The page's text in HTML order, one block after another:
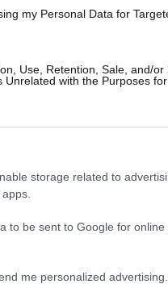
my Personal Data for
Use, Retention, Sale, and/or
Unrelated with the Purposes
storage related to
to be sent to Google for online
me personalized advertising.
Φουρνιέ,
Βεζένκοβ, Πίτερς,